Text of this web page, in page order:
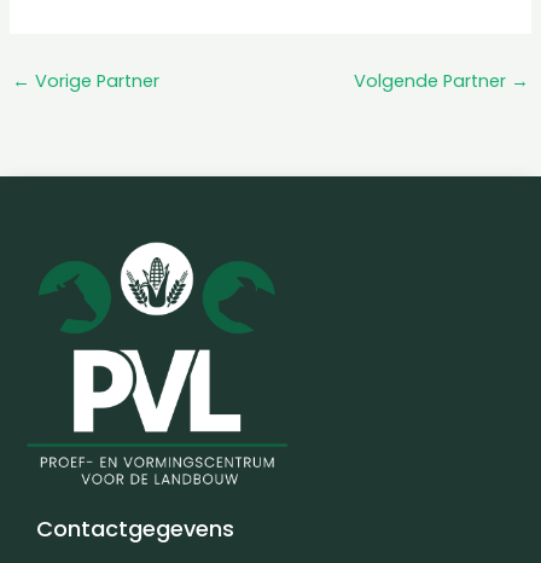
← Vorige Partner Volgende Partner →
Contactgegevens